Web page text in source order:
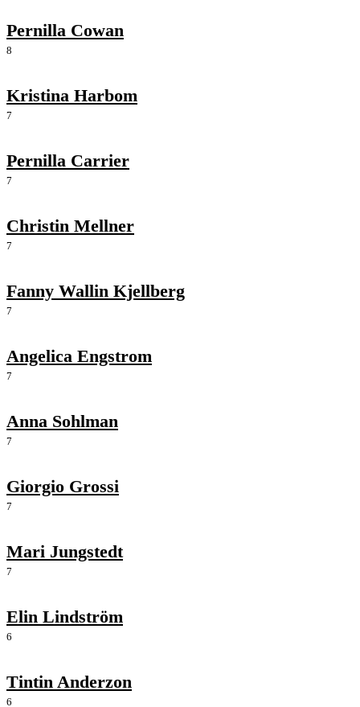
Pernilla Cowan
8
Kristina Harbom
7
Pernilla Carrier
7
Christin Mellner
7
Fanny Wallin Kjellberg
7
Angelica Engstrom
7
Anna Sohlman
7
Giorgio Grossi
7
Mari Jungstedt
7
Elin Lindström
6
Tintin Anderzon
6